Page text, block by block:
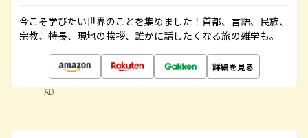
今こそ学びたい世界のことを集めました！首都、言語、民族、
宗教、特長、現地の挨拶、誰かに話したくなる旅の雑学も。
詳細を見る
AD